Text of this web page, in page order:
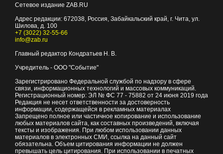
Сетевое издание ZAB.RU
Адрес редакции: 672038, Россия, Забайкальский край, г. Чита, ул.
Шилова, д. 100
+7 (3022) 32-55-66
info@zab.ru
Главный редактор Кондратьев Н. В.
Учредитель - ООО "Событие"
Зарегистрировано Федеральной службой по надзору в сфере
связи, информационных технологий и массовых коммуникаций.
Регистрационный номер: ЭЛ № ФС 77 - 75882 от 24 июня 2019 года
Редакция не несет ответственности за достоверность
информации, содержащейся в рекламных материалах
Запрещено полное или частичное копирование и использование
любых материалов сайта, как составных произведений, включая
тексты и изображения. При любом использовании данных
материалов в электронных СМИ, ссылка на данный сайт
обязательна. Объем цитирования информации не должен
превышать цель цитирования. При использовании в печатных